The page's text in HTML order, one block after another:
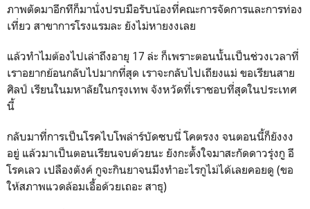
ภาพตัดมาอีกทีก็มานั่งปรบมือรับน้องที่คณะการจัดการและการท่อง
เที่ยว สาขาการโรงแรมละ ยังไม่หายงงเลย
แล้วทำไมต้องไปเล่าถึงอายุ 17 ล่ะ ก็เพราะตอนนั้นเป็นช่วงเวลาที่
เราอยากย้อนกลับไปมากที่สุด เราจะกลับไปเถียงแม่ ขอเรียนสาย
ศิลป์ เรียนในมหาลัยในกรุงเทพ จังหวัดที่เราชอบที่สุดในประเทศ
นี้
กลับมาที่การเป็นโรคไบโพล่าร์บัดซบนี่ โคตรงง จนตอนนี้ก็ยังงง
อยู่ แล้วมาเป็นตอนเรียนจบด้วยนะ ยังกะตั้งใจมาสะกัดดาวรุ่งกู อี
โรคเลว เปลืองตังค์ กูจะกินยาจนมึงทำอะไรกูไม่ได้เลยคอยดู (ขอ
ให้สภาพแวดล้อมเอื้อด้วยเถอะ สาธุ)